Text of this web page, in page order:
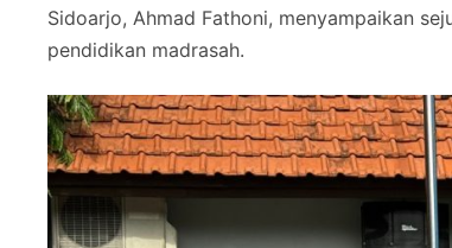
Sidoarjo, Ahmad Fathoni, menyampaikan
pendidikan madrasah.